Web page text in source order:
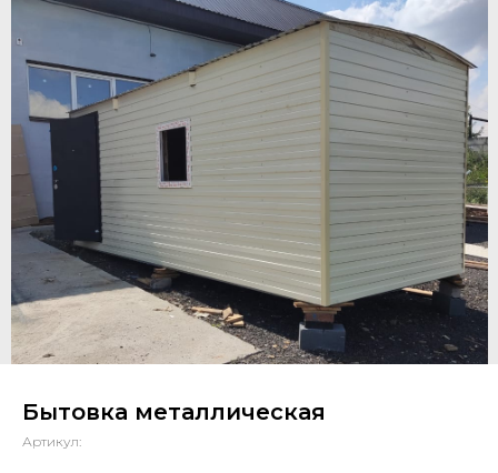
Бытовка металлическая
Артикул: